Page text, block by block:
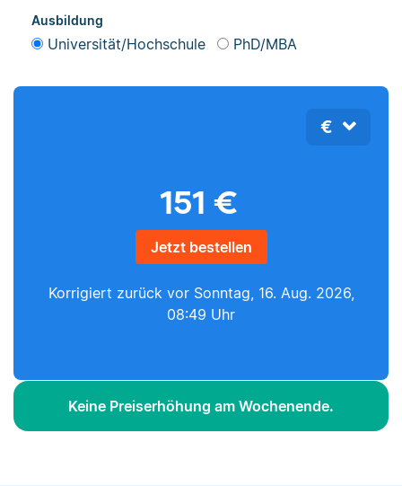
Ausbildung
Universität/Hochschule PhD/MBA
€
151 €
Jetzt bestellen
Korrigiert zurück vor Sonntag, 16. Aug. 2026,
08:49 Uhr
Keine Preiserhöhung am Wochenende.